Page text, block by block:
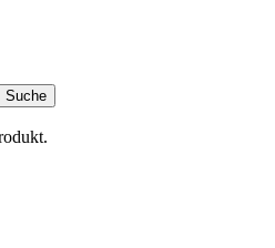
Suche